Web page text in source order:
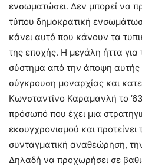
ενσωματώσει. Δεν μπορεί να
τύπου δημοκρατική
κάνει αυτό που κάνουν τα
της εποχής. Η μεγάλη ήττα για
σύστημα από την άποψη αυτής
σύγκρουση μοναρχίας και
Κωνσταντίνο Καραμανλή το
πρόσωπό που έχει μια
εκσυγχρονισμού και προτείνει
συνταγματική αναθεώρηση,
Δηλαδή να προχωρήσει σε